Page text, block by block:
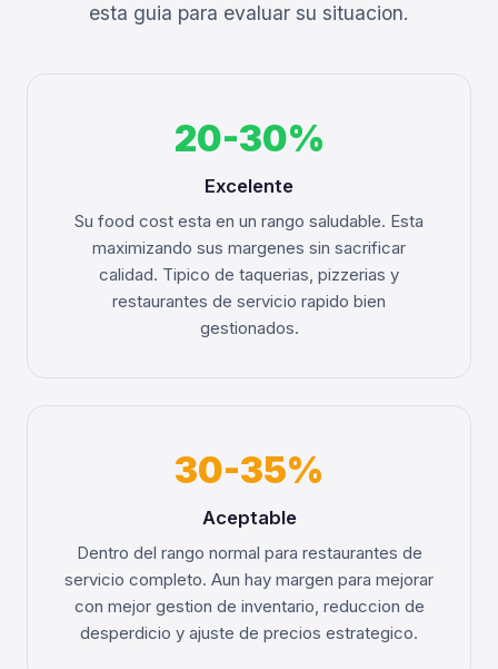
esta guia para evaluar su situacion.
20-30%
Excelente
Su food cost esta en un rango saludable. Esta
maximizando sus margenes sin sacrificar
calidad. Tipico de taquerias, pizzerias y
restaurantes de servicio rapido bien
gestionados.
30-35%
Aceptable
Dentro del rango normal para restaurantes de
servicio completo. Aun hay margen para mejorar
con mejor gestion de inventario, reduccion de
desperdicio y ajuste de precios estrategico.